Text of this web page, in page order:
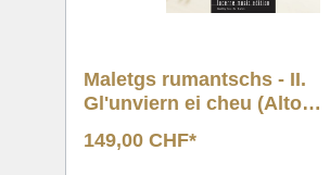
Maletgs rumantschs - II.
Gl'unviern ei cheu (Alto
149,00 CHF*